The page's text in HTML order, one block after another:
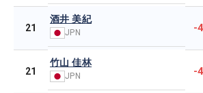
21
酒井 美紀
JPN -4
21
竹山 佳林
JPN -4